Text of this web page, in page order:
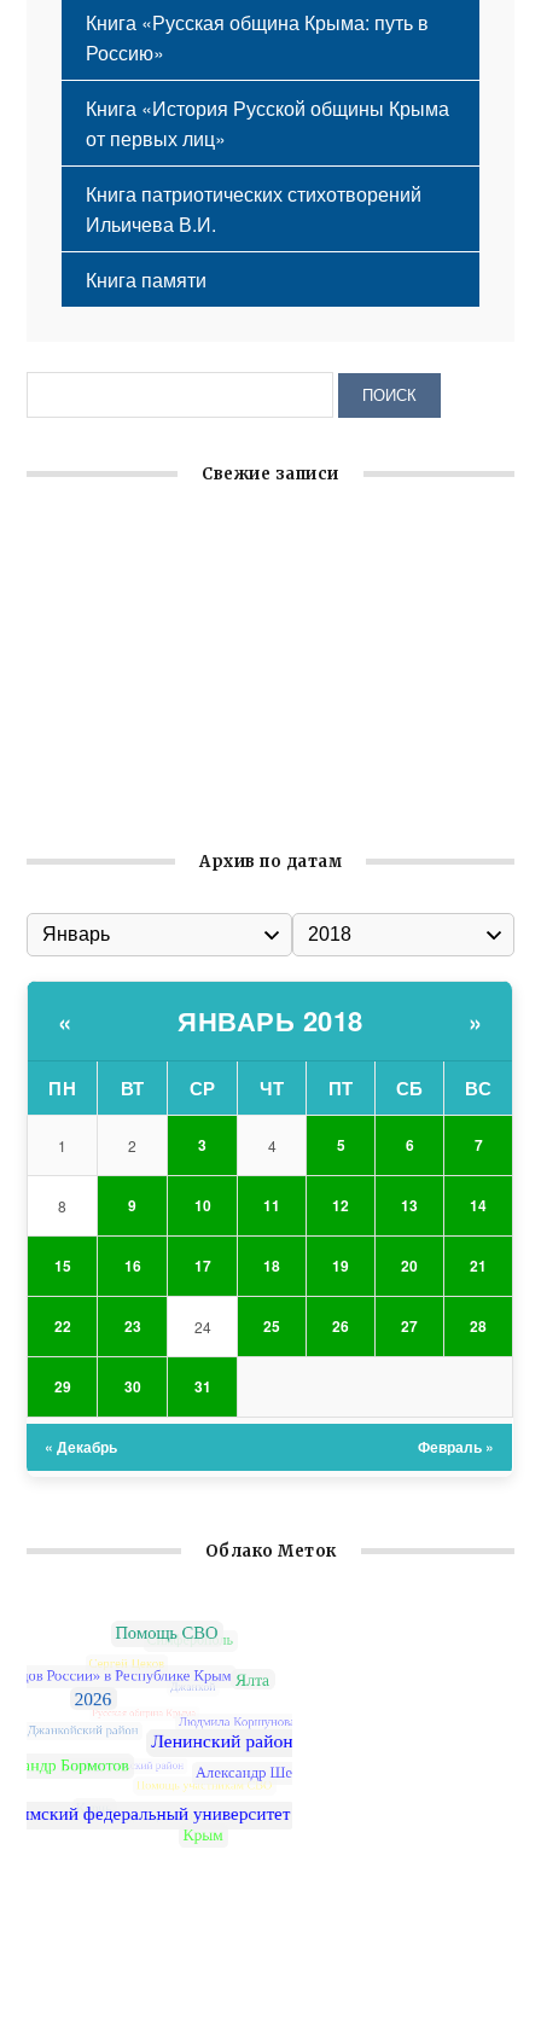
Книга «Русская община Крыма: путь в
Россию»
Книга «История Русской общины Крыма
от первых лиц»
Книга патриотических стихотворений
Ильичева В.И.
Книга памяти
Свежие записи
Архив по датам
« ЯНВАРЬ 2018 »
ПН ВТ СР ЧТ ПТ СБ ВС
1 2 3 4 5 6 7
8 9 10 11 12 13 14
15 16 17 18 19 20 21
22 23 24 25 26 27 28
29 30 31
« Декабрь Февраль »
Облако Меток